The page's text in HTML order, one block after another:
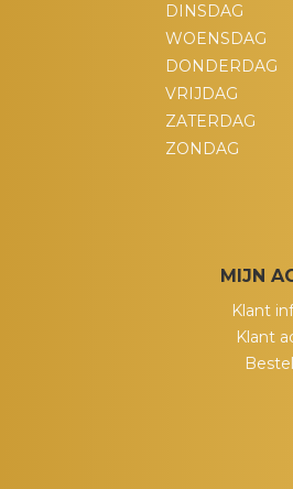
DINSDAG
WOENSDAG
DONDERDAG
VRIJDAG
ZATERDAG
ZONDAG
MIJN
Klant
Klant